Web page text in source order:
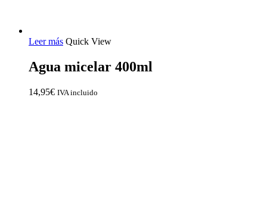
Leer más Quick View
Agua micelar 400ml
14,95€ IVA incluido